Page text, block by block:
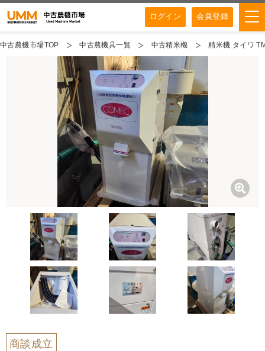
ログイン 会員登録
中古農機市場TOP 中古農機具一覧 中古精米機 精米機 タイワ
商談成立